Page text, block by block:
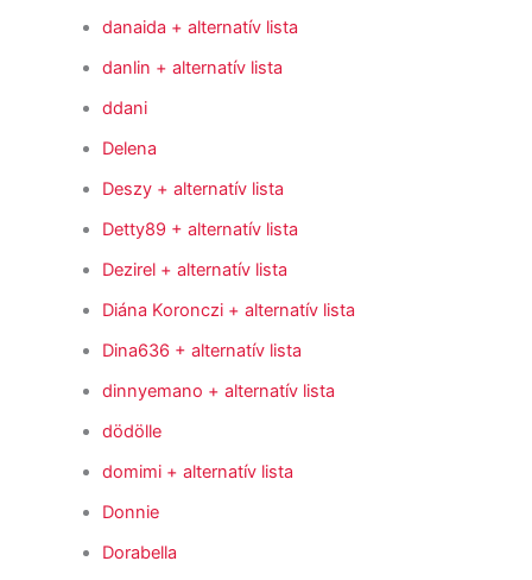
danaida + alternatív lista
danlin + alternatív lista
ddani
Delena
Deszy + alternatív lista
Detty89 + alternatív lista
Dezirel + alternatív lista
Diána Koronczi + alternatív lista
Dina636 + alternatív lista
dinnyemano + alternatív lista
dödölle
domimi + alternatív lista
Donnie
Dorabella